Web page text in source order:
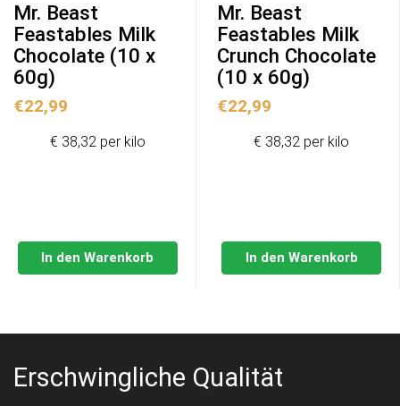
Mr. Beast
Feastables Milk
Chocolate (10 x
60g)
€22,99
In den Warenkorb
€ 38,32 per kilo
Mr. Beast
Feastables Milk
Crunch Chocolate
(10 x 60g)
€22,99
In den Warenkorb
€ 38,32 per kilo
Erschwingliche Qualität